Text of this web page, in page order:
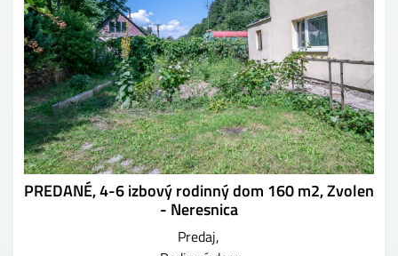
PREDANÉ, 4-6 izbový rodinný dom 160 m2, Zvolen
- Neresnica
Predaj